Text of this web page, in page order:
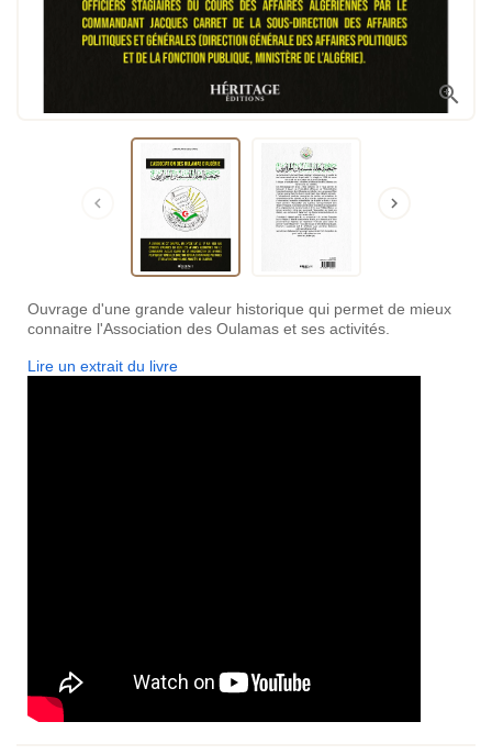

 
Ouvrage d'une grande valeur historique qui permet de mieux
connaitre l'Association des Oulamas et ses activités.
Lire un extrait du livre